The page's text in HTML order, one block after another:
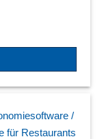
/
für Restaurants